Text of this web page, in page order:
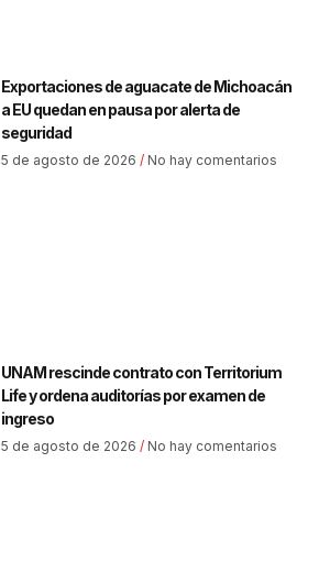
Exportaciones de aguacate de Michoacán
a EU quedan en pausa por alerta de
seguridad
5 de agosto de 2026 No hay comentarios
UNAM rescinde contrato con Territorium
Life y ordena auditorías por examen de
ingreso
5 de agosto de 2026 No hay comentarios